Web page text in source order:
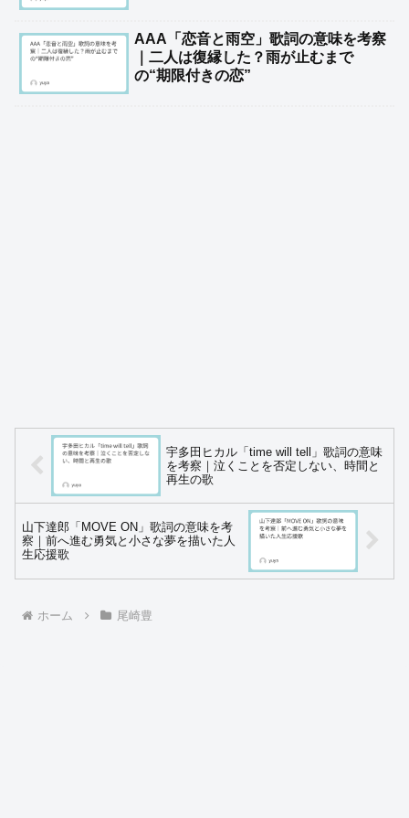
AAA「恋音と雨空」歌詞の意味を考察
｜二人は復縁した？雨が止むまで
の“期限付きの恋”
宇多田ヒカル「time will tell」歌詞の意味
を考察｜泣くことを否定しない、時間と
再生の歌
山下達郎「MOVE ON」歌詞の意味を考
察｜前へ進む勇気と小さな夢を描いた人
生応援歌
ホーム 尾崎豊